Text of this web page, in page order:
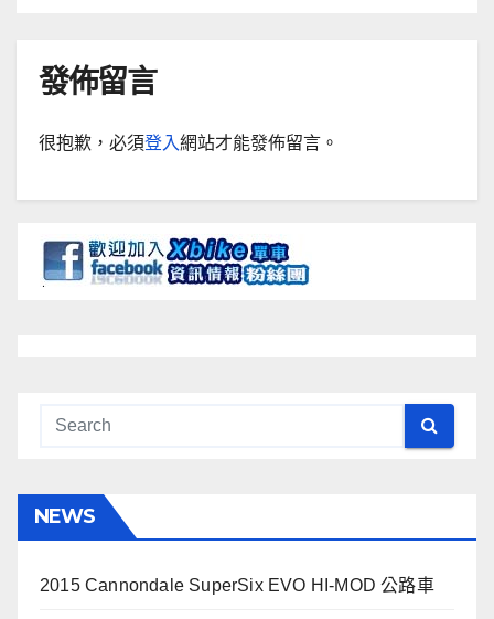
發佈留言
很抱歉，必須登入網站才能發佈留言。
NEWS
2015 Cannondale SuperSix EVO HI-MOD 公路車